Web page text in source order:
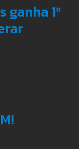
ganha 1º